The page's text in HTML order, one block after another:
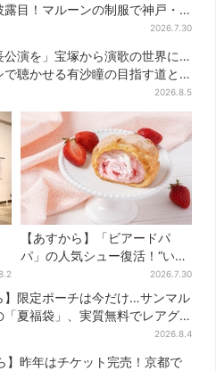
目！マルーンの制服で神戸・
2026.7.30
公演を」宝塚から演歌の世界に…
で聴かせる有沙瞳の目指す道と
2026.8.5
【あすから】「ビアードパ
パ」の人気シュー復活！“いち
ご×チーズケーキ”「待ってま
した」とSNSで大歓喜
2026.7.30
】限定ポーチは今だけ…サンマル
「夏福袋」、実質無料でレアグ
2026.8.4
】昨年はチケット完売！京都で